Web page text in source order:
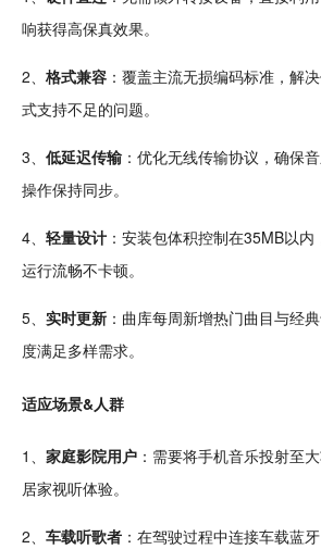
响获得高保真效果。
2、 格式兼容 ：覆盖主流无损编码标准，解决
式支持不足的问题。
3、 低延迟传输 ：优化无线传输协议，确保
操作保持同步。
4、 轻量设计 ：安装包体积控制在35MB以
运行流畅不卡顿。
5、 实时更新 ：曲库每周新增热门曲目与经典
度满足多样需求。
适应场景&人群
1、 家庭影院用户 ：需要将手机音乐投射至
居家视听体验。
2、 车载听歌者 ：在驾驶过程中连接车载蓝